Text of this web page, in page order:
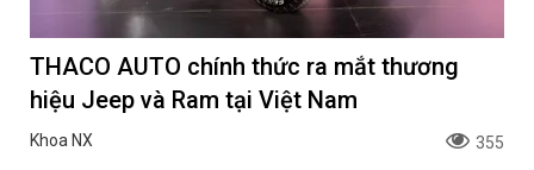
THACO AUTO chính thức ra mắt thương
hiệu Jeep và Ram tại Việt Nam
Khoa NX 355